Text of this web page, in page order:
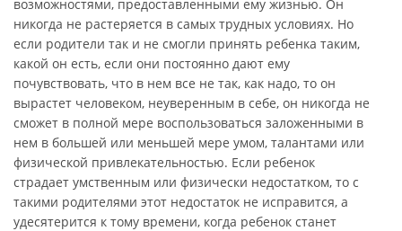
возможностями, предоставленными ему жизнью. Он
никогда не растеряется в самых трудных условиях. Но
если родители так и не смогли принять ребенка таким,
какой он есть, если они постоянно дают ему
почувствовать, что в нем все не так, как надо, то он
вырастет человеком, неуверенным в себе, он никогда не
сможет в полной мере воспользоваться заложенными в
нем в большей или меньшей мере умом, талантами или
физической привлекательностью. Если ребенок
страдает умственным или физически недостатком, то с
такими родителями этот недостаток не исправится, а
удесятерится к тому времени, когда ребенок станет